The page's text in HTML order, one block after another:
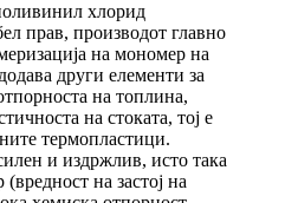
хлорид
прав, производот главно
на мономер на
други елементи за
на топлина,
на стоката, тој е
термопластици.
и издржлив, исто така
на застој на